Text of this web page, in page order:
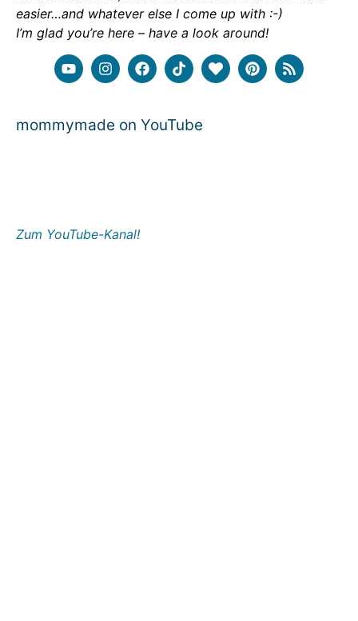
easier…and whatever else I come up with :-)
I’m glad you’re here – have a look around!
mommymade on YouTube
Zum YouTube-Kanal!